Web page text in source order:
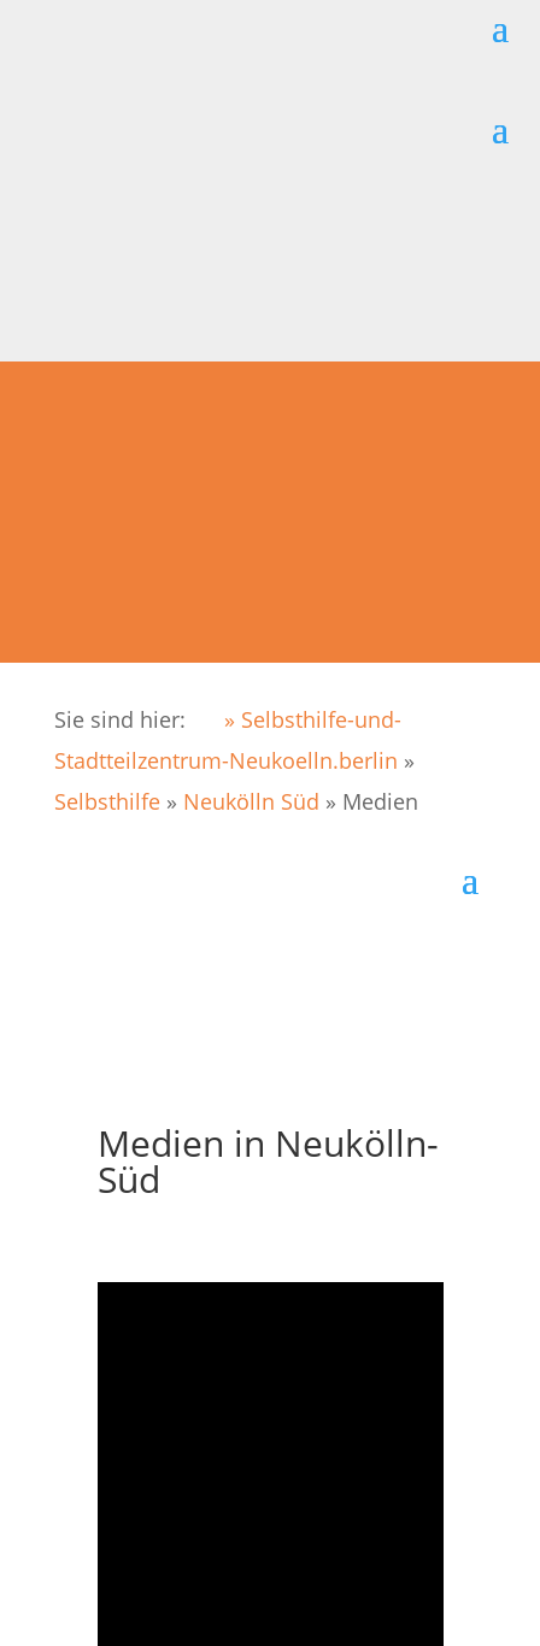
Sie sind hier:
» Selbsthilfe-und-
Stadtteilzentrum-Neukoelln.berlin »
Selbsthilfe» Neukölln Süd » Medien
Medien in Neukölln-
Süd